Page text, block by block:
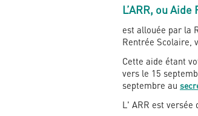
L’ARR, ou
est allouée par la
Rentrée Scolaire,
Cette aide étant
vers le 15
septembre au
L' ARR est